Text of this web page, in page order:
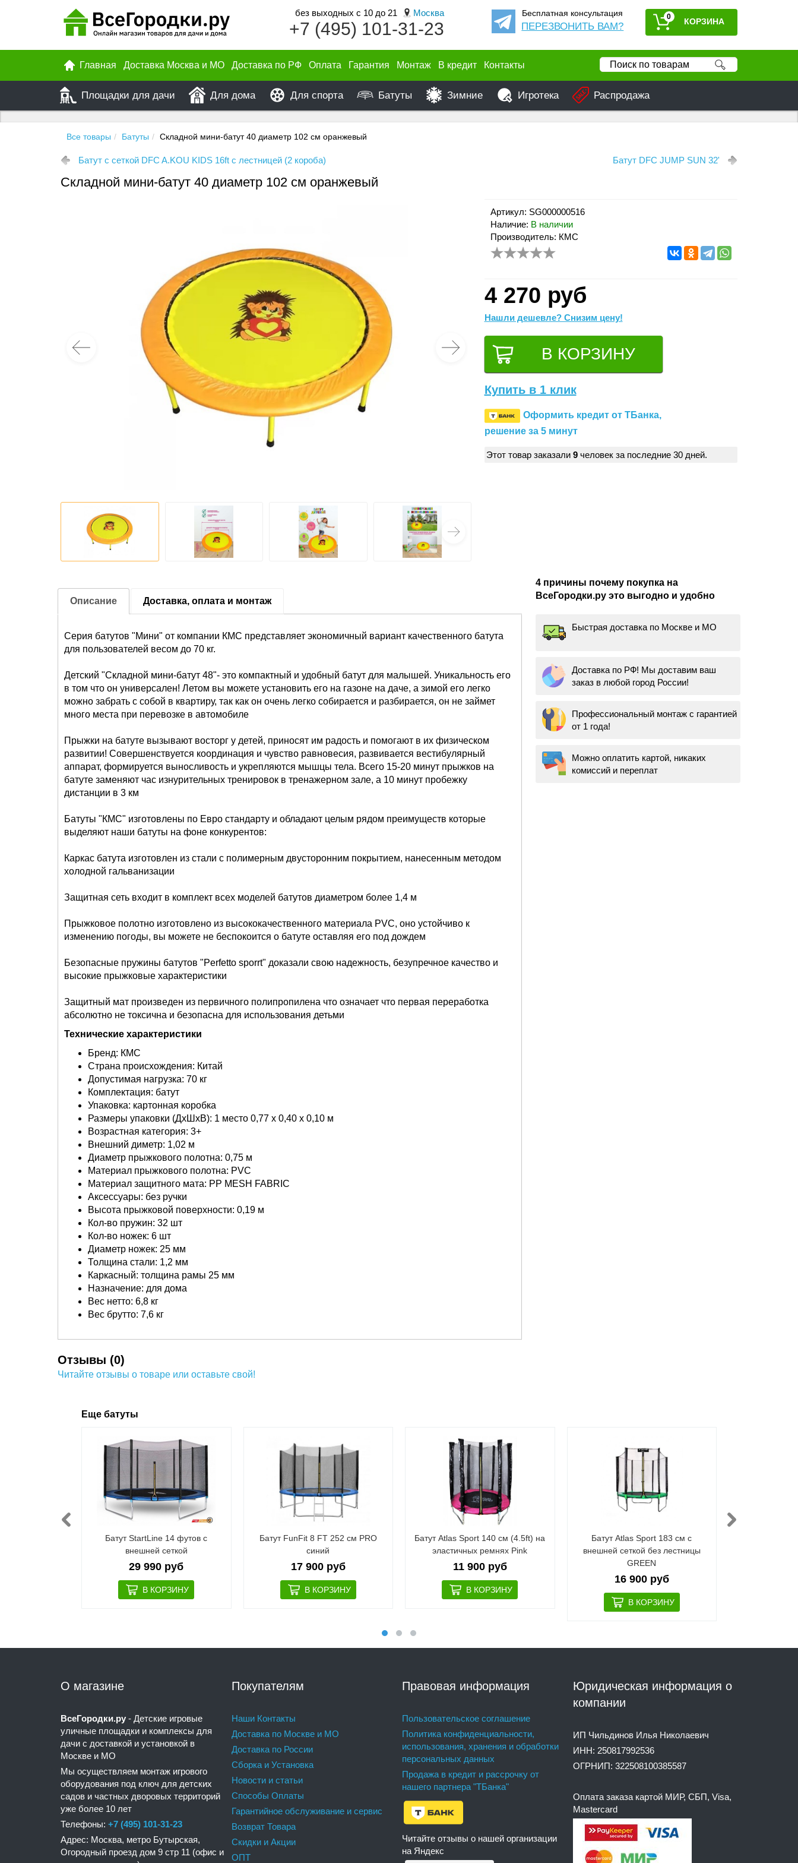
без выходных с 10 до 21 Москва
+7 (495) 101-31-23
Бесплатная консультация
ПЕРЕЗВОНИТЬ ВАМ?
0
Главная Доставка Москва и МО Доставка по РФ Оплата Гарантия Монтаж В кредит Контакты
Площадки для дачи Для дома Для спорта Батуты Зимние Игротека Распродажа
Все товары Батуты Складной мини-батут 40 диаметр 102 см оранжевый
Батут с сеткой DFC A.KOU KIDS 16ft с лестницей (2 короба) Батут DFC JUMP SUN 32'
Складной мини-батут 40 диаметр 102 см оранжевый
Артикул: SG000000516
Наличие: В наличии
Производитель: КМС
4 270 руб
Нашли дешевле? Снизим цену!
Купить в 1 клик
Оформить кредит от ТБанка,
решение за 5 минут
Этот товар заказали 9человек за последние 30 дней.
Описание Доставка, оплата и монтаж
Серия батутов "Мини" от компании КМС представляет экономичный вариант качественного батута
для пользователей весом до 70 кг.
Детский "Складной мини-батут 48"- это компактный и удобный батут для малышей. Уникальность его
в том что он универсален! Летом вы можете установить его на газоне на даче, а зимой его легко
можно забрать с собой в квартиру, так как он очень легко собирается и разбирается, он не займет
много места при перевозке в автомобиле
Прыжки на батуте вызывают восторг у детей, приносят им радость и помогают в их физическом
развитии! Совершенствуется координация и чувство равновесия, развивается вестибулярный
аппарат, формируется выносливость и укрепляются мышцы тела. Всего 15-20 минут прыжков на
батуте заменяют час изнурительных тренировок в тренажерном зале, а 10 минут пробежку
дистанции в 3 км
Батуты "КМС" изготовлены по Евро стандарту и обладают целым рядом преимуществ которые
выделяют наши батуты на фоне конкурентов:
Каркас батута изготовлен из стали с полимерным двусторонним покрытием, нанесенным методом
холодной гальванизации
Защитная сеть входит в комплект всех моделей батутов диаметром более 1,4 м
Прыжковое полотно изготовлено из высококачественного материала PVC, оно устойчиво к
изменению погоды, вы можете не беспокоится о батуте оставляя его под дождем
Безопасные пружины батутов "Perfetto sporrt" доказали свою надежность, безупречное качество и
высокие прыжковые характеристики
Защитный мат произведен из первичного полипропилена что означает что первая переработка
абсолютно не токсична и безопасна для использования детьми
Технические характеристики
Бренд: КМС
Страна происхождения: Китай
Допустимая нагрузка: 70 кг
Комплектация: батут
Упаковка: картонная коробка
Размеры упаковки (ДхШхВ): 1 место 0,77 х 0,40 х 0,10 м
Возрастная категория: 3+
Внешний диметр: 1,02 м
Диаметр прыжкового полотна: 0,75 м
Материал прыжкового полотна: PVC
Материал защитного мата: PP MESH FABRIC
Аксессуары: без ручки
Высота прыжковой поверхности: 0,19 м
Кол-во пружин: 32 шт
Кол-во ножек: 6 шт
Диаметр ножек: 25 мм
Толщина стали: 1,2 мм
Каркасный: толщина рамы 25 мм
Назначение: для дома
Вес нетто: 6,8 кг
Вес брутто: 7,6 кг
Отзывы (0)
Читайте отзывы о товаре или оставьте свой!
4 причины почему покупка на
ВсеГородки.ру это выгодно и удобно
Быстрая доставка по Москве и МО
Доставка по РФ! Мы доставим ваш
заказ в любой город России!
Профессиональный монтаж с гарантией
от 1 года!
Можно оплатить картой, никаких
комиссий и переплат
Еще батуты
Батут StartLine 14 футов с
внешней сеткой
29 990 руб
Батут FunFit 8 FT 252 см PRO
синий
17 900 руб
Батут Atlas Sport 140 см (4.5ft) на
эластичных ремнях Pink
11 900 руб
Батут Atlas Sport 183 см с
внешней сеткой без лестницы
GREEN
16 900 руб
О магазине
ВсеГородки.ру - Детские игровые
уличные площадки и комплексы для
дачи с доставкой и установкой в
Москве и МО
Мы осуществляем монтаж игрового
оборудования под ключ для детских
садов и частных дворовых территорий
уже более 10 лет
Телефоны: +7 (495) 101-31-23
Адрес: Москва, метро Бутырская,
Огородный проезд дом 9 стр 11 (офис и
Покупателям
Наши Контакты
Доставка по Москве и МО
Доставка по России
Сборка и Установка
Новости и статьи
Способы Оплаты
Гарантийное обслуживание и сервис
Возврат Товара
Скидки и Акции
ОПТ
Правовая информация
Пользовательское соглашение
Политика конфиденциальности,
использования, хранения и обработки
персональных данных
Продажа в кредит и рассрочку от
нашего партнера "ТБанка"
Читайте отзывы о нашей организации
на Яндекс
Юридическая информация о
компании
ИП Чильдинов Илья Николаевич
ИНН: 250817992536
ОГРНИП: 322508100385587
Оплата заказа картой МИР, СБП, Visa,
Mastercard